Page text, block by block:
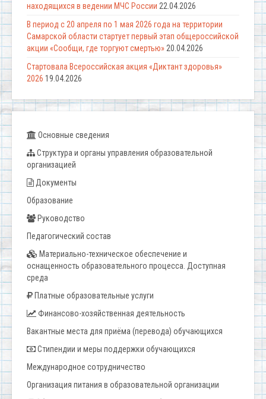
находящихся в ведении МЧС России 22.04.2026
В период с 20 апреля по 1 мая 2026 года на территории
Самарской области стартует первый этап общероссийской
акции «Сообщи, где торгуют смертью»20.04.2026
Стартовала Всероссийская акция «Диктант здоровья»
2026 19.04.2026
Основные сведения
Структура и органы управления образовательной
организацией
Документы
Образование
Руководство
Педагогический состав
Материально-техническое обеспечение и
оснащенность образовательного процесса. Доступная
среда
Платные образовательные услуги
Финансово-хозяйственная деятельность
Вакантные места для приёма (перевода) обучающихся
Стипендии и меры поддержки обучающихся
Международное сотрудничество
Организация питания в образовательной организации